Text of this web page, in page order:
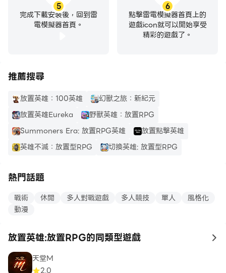
5
完成下載安裝後，回到雷
電模擬器首頁。
6
點擊雷電模擬器首頁上的
遊戲icon就可以開始享受
精彩的遊戲了。
推薦搜尋
放置英雄：100英雄
幻獸之旅：新紀元
放置英雄Eureka
野獸英雄：放置RPG
Summoners Era: 放置RPG英雄
放置點擊英雄
英雄不滅：放置型RPG
切換英雄: 放置型RPG
熱門話題
戰術 休閒 多人對戰遊戲 多人競技 單人
風格化
動漫
放置英雄:放置RPG的同類型遊戲 to
天堂M
2.0